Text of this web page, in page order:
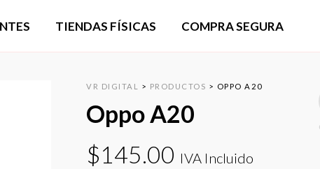
TIENDAS FÍSICAS COMPRA SEGURA
VR DIGITAL > PRODUCTOS > OPPO A20
Oppo A20
$145.00 IVA Incluido